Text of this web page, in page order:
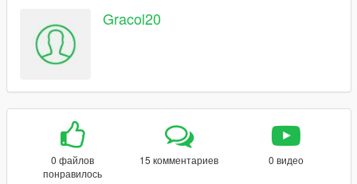
Gracol20
0 файлов
понравилось
15 комментариев 0 видео